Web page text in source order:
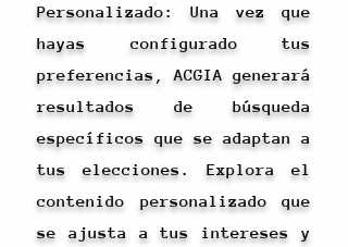
Personalizado: Una vez que
hayas configurado tus
preferencias, ACGIA generará
resultados de búsqueda
específicos que se adaptan a
tus elecciones. Explora el
contenido personalizado que
se ajusta a tus intereses y